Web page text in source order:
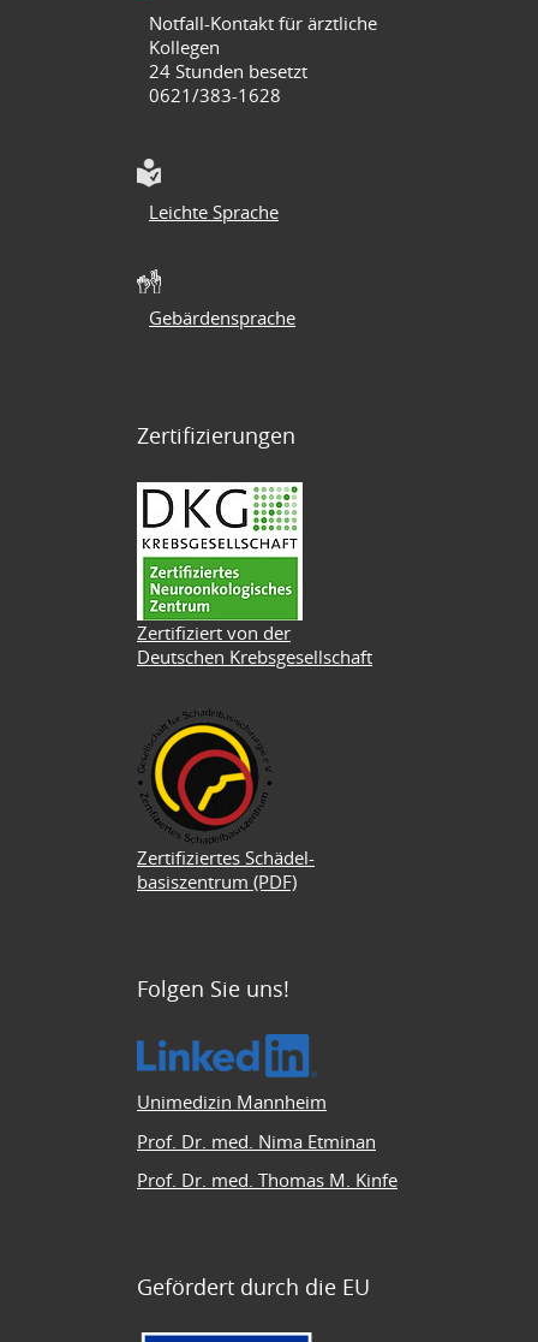
Notfall-Kontakt für ärztliche
Kollegen
24 Stunden besetzt
0621/383-1628
Leichte Sprache
Gebärdensprache
Zertifizierungen
Zertifiziert von der
Deutschen Krebsgesellschaft
Zertifiziertes Schädel-
basiszentrum (PDF)
Folgen Sie uns!
Unimedizin Mannheim
Prof. Dr. med. Nima Etminan
Prof. Dr. med. Thomas M. Kinfe
Gefördert durch die EU